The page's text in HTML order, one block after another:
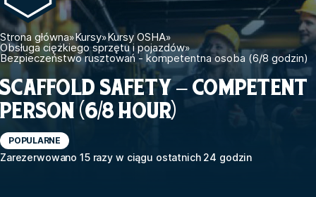
Strona główna»Kursy»Kursy OSHA»
Obsługa ciężkiego sprzętu i pojazdów»
Bezpieczeństwo rusztowań - kompetentna osoba (6/8 godzin)
SCAFFOLD SAFETY – COMPETENT
PERSON (6/8 HOUR)
POPULARNE
Zarezerwowano 15 razy w ciągu ostatnich 24 godzin